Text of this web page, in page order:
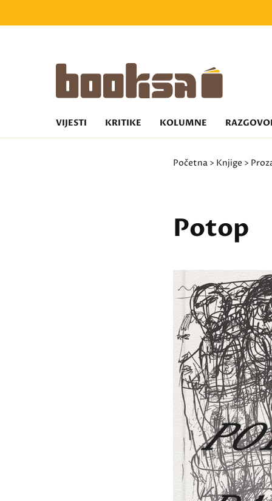
VIJESTI KRITIKE KOLUMNE
Početna > Knjige >
Potop